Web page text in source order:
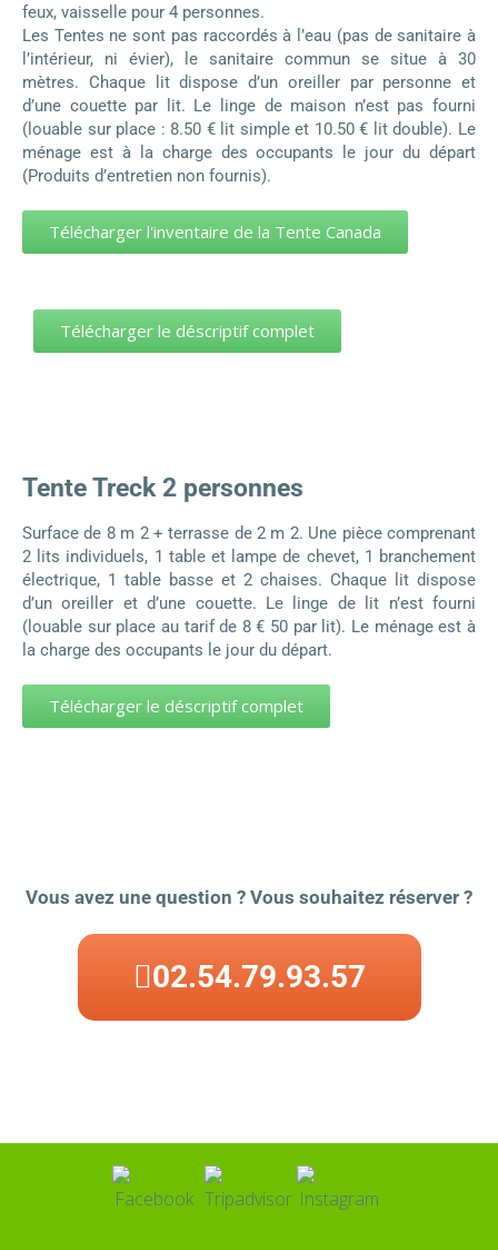
feux, vaisselle pour 4 personnes.
Les Tentes ne sont pas raccordés à l’eau (pas de sanitaire à
l’intérieur, ni évier), le sanitaire commun se situe à 30
mètres. Chaque lit dispose d’un oreiller par personne et
d’une couette par lit. Le linge de maison n’est pas fourni
(louable sur place : 8.50 € lit simple et 10.50 € lit double). Le
ménage est à la charge des occupants le jour du départ
(Produits d’entretien non fournis).
Télécharger l'inventaire de la Tente Canada
Télécharger le déscriptif complet
Tente Treck 2 personnes
Surface de 8 m 2 + terrasse de 2 m 2. Une pièce comprenant
2 lits individuels, 1 table et lampe de chevet, 1 branchement
électrique, 1 table basse et 2 chaises. Chaque lit dispose
d’un oreiller et d’une couette. Le linge de lit n’est fourni
(louable sur place au tarif de 8 € 50 par lit). Le ménage est à
la charge des occupants le jour du départ.
Télécharger le déscriptif complet
Vous avez une question ? Vous souhaitez réserver ?
02.54.79.93.57